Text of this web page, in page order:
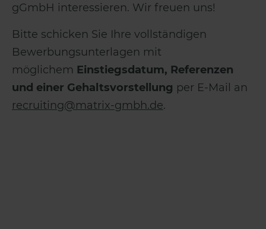
gGmbH interessieren. Wir freuen uns!
Bitte schicken Sie Ihre vollständigen
Bewerbungsunterlagen mit
möglichem Einstiegsdatum, Referenzen
und einer Gehaltsvorstellung per E-Mail an
recruiting@matrix-gmbh.de.